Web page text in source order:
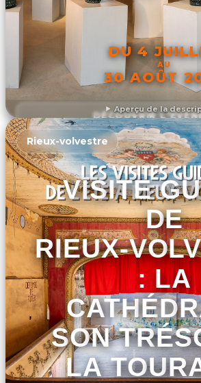
Aperçu de la
DU 4
AU
30 AOÛT
DÉCOUVRIR
Rieux-volvestre
VISITE
DE
RIEUX-
: LA
SON
LA